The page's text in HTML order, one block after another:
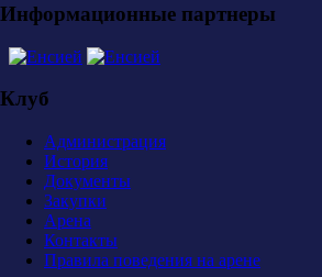
Информационные партнеры
Клуб
Администрация
История
Документы
Закупки
Арена
Контакты
Правила поведения на арене